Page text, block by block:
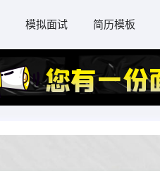
模拟面试 简历模板